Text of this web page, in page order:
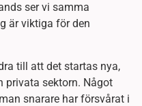
ser vi samma
är viktiga för den
till att det startas nya,
privata sektorn. Något
snarare har försvårat i